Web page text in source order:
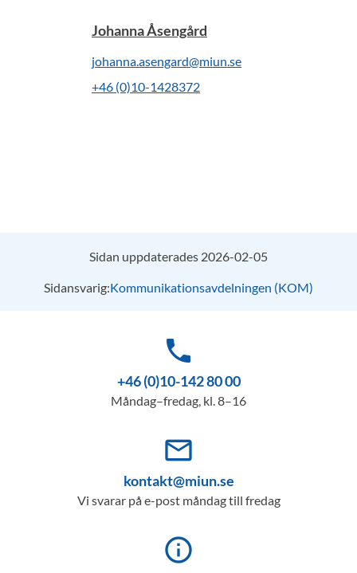
Johanna Åsengård
johanna.asengard@miun.se
+46 (0)10-1428372
Sidan uppdaterades 2026-02-05
Sidansvarig:Kommunikationsavdelningen (KOM)
phone
+46 (0)10-142 80 00
Måndag–fredag, kl. 8–16
mail_outline
kontakt@miun.se
Vi svarar på e-post måndag till fredag
info_outline